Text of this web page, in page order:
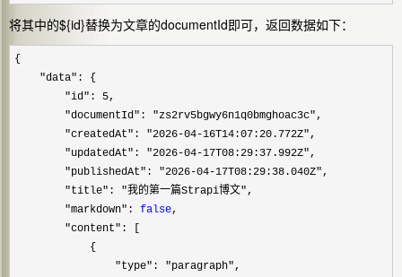
将其中的${id}替换为文章的documentId即可，返回数据如下：
{
"data" : {
"id": 5,
"documentId": "zs2rv5bgwy6n1q0bmghoac3c",
"createdAt": "2026-04-16T14:07:20.772Z",
"updatedAt": "2026-04-17T08:29:37.992Z",
"publishedAt": "2026-04-17T08:29:38.040Z",
"title": "我的第一篇Strapi博文",
"markdown": false,
"content" : [
            {
"type": "paragraph",